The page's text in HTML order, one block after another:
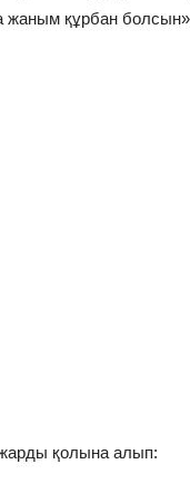
жаным құрбан
қолына алып: